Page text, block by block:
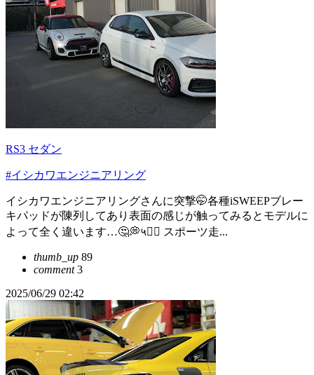
RS3 セダン
#イシカワエンジニアリング
イシカワエンジニアリングさんに突撃🤭各種iSWEEPブレー
キパッドが陳列してあり表面の感じが触ってみるとモデルに
よって全く違います…🤔💭५✍🏻 スポーツ走...
thumb_up 89
comment3
2025/06/29 02:42